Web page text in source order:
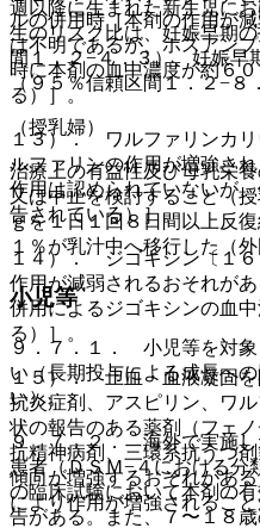
週以降に生まれた新生児に
生のリスク比は、妊娠早期
間１．２−４．３）、妊娠早
（９５％信頼区間１．２−８
（授乳婦）
治療上の有益性及び母乳栄
又は中止を検討すること（
ｇを１日１回８日間以上反
１％が乳汁中へ移行した（
小児等
９．７．１． 小児等を対
い（長期投与による成長へ
い）。
９．７．２． 海外で実施
患者（ＤＳＭ−４における分
の臨床試験において本剤の
告がある。また、７〜１８
ルの併用時［本剤の作用が
は不明であるが、ホスアン
時に本剤の血中濃度が約６
る）］。
１３）． ワルファリンカ
ルファリンの作用が増強さ
作用は認められていないが
告されている）］。
１４）． ジゴキシン〔１
作用が減弱されるおそれが
併用によるジゴキシンの血
る）］。
１５）． 止血・血液凝固を
抗炎症剤、アスピリン、ワ
状の報告のある薬剤（フェ
抗精神病剤、三環系抗うつ
傾向が増強するおそれがあ
により作用が増強されるこ